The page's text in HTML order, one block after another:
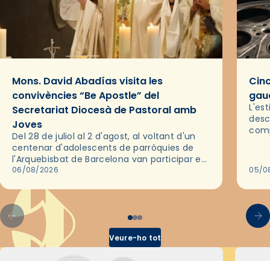
Mons. David Abadías visita les
convivències “Be Apostle” del
Secretariat Diocesà de Pastoral amb
Joves
Del 28 de juliol al 2 d'agost, al voltant d'un
centenar d'adolescents de parròquies de
l'Arquebisbat de Barcelona van participar en
les convivències Be Apostle, organitzades
06/08/2026 05/
Veure-ho tot